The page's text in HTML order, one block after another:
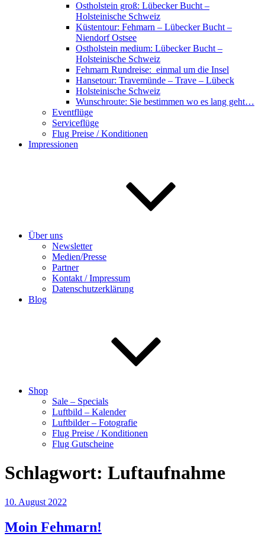
Ostholstein groß: Lübecker Bucht –
Holsteinische Schweiz
Küstentour: Fehmarn – Lübecker Bucht –
Niendorf Ostsee
Ostholstein medium: Lübecker Bucht –
Holsteinische Schweiz
Fehmarn Rundreise: einmal um die Insel
Hansetour: Travemünde – Trave – Lübeck
Holsteinische Schweiz
Wunschroute: Sie bestimmen wo es lang geht…
Eventflüge
Serviceflüge
Flug Preise / Konditionen
Impressionen
Über uns
Newsletter
Medien/Presse
Partner
Kontakt / Impressum
Datenschutzerklärung
Blog
Shop
Sale – Specials
Luftbild – Kalender
Luftbilder – Fotografie
Flug Preise / Konditionen
Flug Gutscheine
Schlagwort: Luftaufnahme
10. August 2022
Moin Fehmarn!